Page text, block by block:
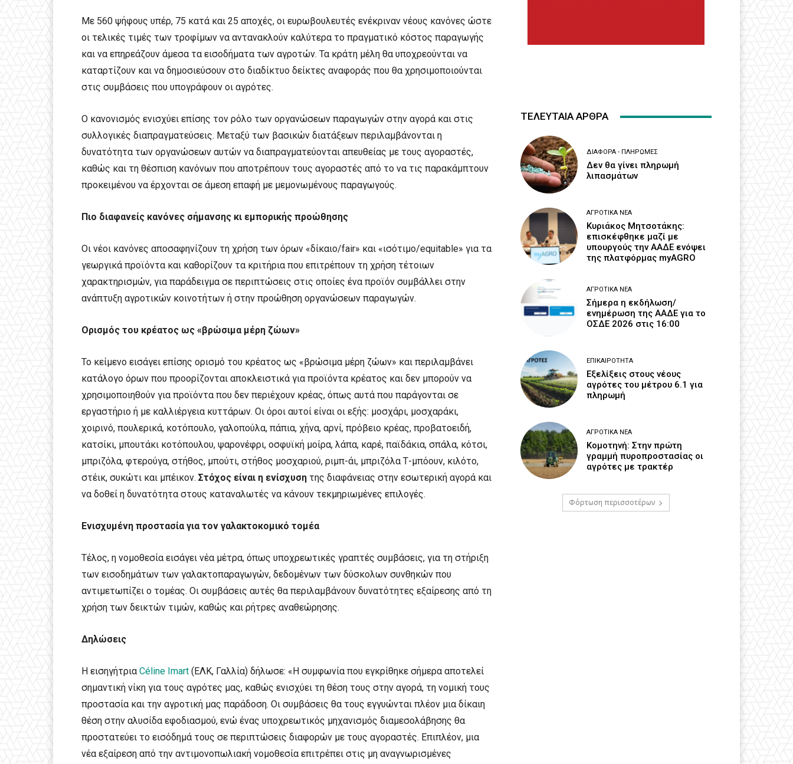
Με 560 ψήφους υπέρ, 75 κατά και 25 αποχές, οι ευρωβουλευτές ενέκριναν νέους κανόνες ώστε
οι τελικές τιμές των τροφίμων να αντανακλούν καλύτερα το πραγματικό κόστος παραγωγής
και να επηρεάζουν άμεσα τα εισοδήματα των αγροτών. Τα κράτη μέλη θα υποχρεούνται να
καταρτίζουν και να δημοσιεύσουν στο διαδίκτυο δείκτες αναφοράς που θα χρησιμοποιούνται
στις συμβάσεις που υπογράφουν οι αγρότες.
Ο κανονισμός ενισχύει επίσης τον ρόλο των οργανώσεων παραγωγών στην αγορά και στις
συλλογικές διαπραγματεύσεις. Μεταξύ των βασικών διατάξεων περιλαμβάνονται η
δυνατότητα των οργανώσεων αυτών να διαπραγματεύονται απευθείας με τους αγοραστές,
καθώς και τη θέσπιση κανόνων που αποτρέπουν τους αγοραστές από το να τις παρακάμπτουν
προκειμένου να έρχονται σε άμεση επαφή με μεμονωμένους παραγωγούς.
Πιο διαφανείς κανόνες σήμανσης κι εμπορικής προώθησης
Οι νέοι κανόνες αποσαφηνίζουν τη χρήση των όρων «δίκαιο/fair» και «ισότιμο/equitable» για τα
γεωργικά προϊόντα και καθορίζουν τα κριτήρια που επιτρέπουν τη χρήση τέτοιων
χαρακτηρισμών, για παράδειγμα σε περιπτώσεις στις οποίες ένα προϊόν συμβάλλει στην
ανάπτυξη αγροτικών κοινοτήτων ή στην προώθηση οργανώσεων παραγωγών.
Ορισμός του κρέατος ως «βρώσιμα μέρη ζώων»
Το κείμενο εισάγει επίσης ορισμό του κρέατος ως «βρώσιμα μέρη ζώων» και περιλαμβάνει
κατάλογο όρων που προορίζονται αποκλειστικά για προϊόντα κρέατος και δεν μπορούν να
χρησιμοποιηθούν για προϊόντα που δεν περιέχουν κρέας, όπως αυτά που παράγονται σε
εργαστήριο ή με καλλιέργεια κυττάρων. Οι όροι αυτοί είναι οι εξής: μοσχάρι, μοσχαράκι,
χοιρινό, πουλερικά, κοτόπουλο, γαλοπούλα, πάπια, χήνα, αρνί, πρόβειο κρέας, προβατοειδή,
κατσίκι, μπουτάκι κοτόπουλου, ψαρονέφρι, οσφυϊκή μοίρα, λάπα, καρέ, παϊδάκια, σπάλα, κότσι,
μπριζόλα, φτερούγα, στήθος, μπούτι, στήθος μοσχαριού, ριμπ-άι, μπριζόλα Τ-μπόουν, κιλότο,
στέικ, συκώτι και μπέικον. Στόχος είναι η ενίσχυση της διαφάνειας στην εσωτερική αγορά και
να δοθεί η δυνατότητα στους καταναλωτές να κάνουν τεκμηριωμένες επιλογές.
Ενισχυμένη προστασία για τον γαλακτοκομικό τομέα
Τέλος, η νομοθεσία εισάγει νέα μέτρα, όπως υποχρεωτικές γραπτές συμβάσεις, για τη στήριξη
των εισοδημάτων των γαλακτοπαραγωγών, δεδομένων των δύσκολων συνθηκών που
αντιμετωπίζει ο τομέας. Οι συμβάσεις αυτές θα περιλαμβάνουν δυνατότητες εξαίρεσης από τη
χρήση των δεικτών τιμών, καθώς και ρήτρες αναθεώρησης.
Δηλώσεις
Η εισηγήτρια Céline Imart (EΛΚ, Γαλλία) δήλωσε: «Η συμφωνία που εγκρίθηκε σήμερα αποτελεί
σημαντική νίκη για τους αγρότες μας, καθώς ενισχύει τη θέση τους στην αγορά, τη νομική τους
προστασία και την αγροτική μας παράδοση. Οι συμβάσεις θα τους εγγυώνται πλέον μια δίκαιη
θέση στην αλυσίδα εφοδιασμού, ενώ ένας υποχρεωτικός μηχανισμός διαμεσολάβησης θα
προστατεύει το εισόδημά τους σε περιπτώσεις διαφορών με τους αγοραστές. Επιπλέον, μια
νέα εξαίρεση από την αντιμονοπωλιακή νομοθεσία επιτρέπει στις μη αναγνωρισμένες
ΤΕΛΕΥΤΑΙΑ ΑΡΘΡΑ
ΔΙΆΦΟΡΑ - ΠΛΗΡΩΜΈΣ
Δεν θα γίνει πληρωμή
λιπασμάτων
ΑΓΡΟΤΙΚΆ ΝΈΑ
Κυριάκος Μητσοτάκης:
επισκέφθηκε μαζί με
υπουργούς την ΑΑΔΕ ενόψει
της πλατφόρμας myAGRO
ΑΓΡΟΤΙΚΆ ΝΈΑ
Σήμερα η εκδήλωση/
ενημέρωση της ΑΑΔΕ για το
ΟΣΔΕ 2026 στις 16:00
ΕΠΙΚΑΙΡΌΤΗΤΑ
Εξελίξεις στους νέους
αγρότες του μέτρου 6.1 για
πληρωμή
ΑΓΡΟΤΙΚΆ ΝΈΑ
Κομοτηνή: Στην πρώτη
γραμμή πυροπροστασίας οι
αγρότες με τρακτέρ
Φόρτωση περισσοτέρων